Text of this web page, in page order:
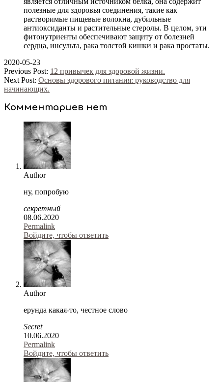
полезные для здоровья соединения, такие как
растворимые пищевые волокна, дубильные
антиоксиданты и растительные стеролы. В целом, эти
фитонутриенты обеспечивают защиту от болезней
сердца, инсульта, рака толстой кишки и рака простаты.
2020-05-23
Previous Post: 12 привычек для здоровой жизни.
Next Post: Основы здорового питания: руководство для
начинающих.
Комментариев нет
Author
ну, попробую
секретный
08.06.2020
Permalink
Войдите, чтобы ответить
Author
ерунда какая-то, честное слово
Secret
10.06.2020
Permalink
Войдите, чтобы ответить